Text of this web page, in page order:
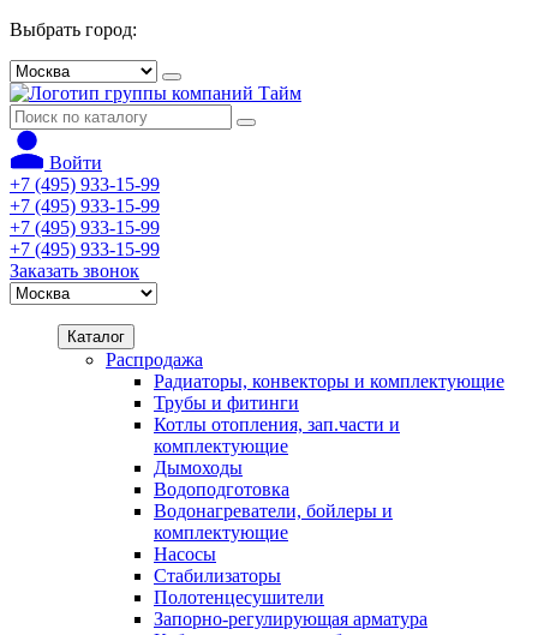
Выбрать город:
Войти
+7 (495) 933-15-99
+7 (495) 933-15-99
+7 (495) 933-15-99
+7 (495) 933-15-99
Заказать звонок
Каталог
Распродажа
Радиаторы, конвекторы и комплектующие
Трубы и фитинги
Котлы отопления, зап.части и
комплектующие
Дымоходы
Водоподготовка
Водонагреватели, бойлеры и
комплектующие
Насосы
Стабилизаторы
Полотенцесушители
Запорно-регулирующая арматура